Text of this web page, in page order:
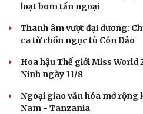
Văn học
Di sản
loạt bom tấn ngoại
Thanh âm vượt đại dương:
ca từ chốn ngục tù Côn Đảo
Hoa hậu Thế giới Miss World
Ninh ngày 11/8
Ngoại giao văn hóa mở rộng
Nam - Tanzania